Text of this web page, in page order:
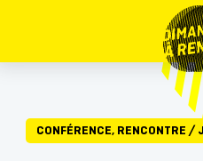
CONFÉRENCE, RENCONTRE /